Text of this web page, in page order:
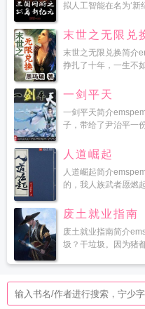
拟人工智能在名为‘新
末世之无限兑
末世之无限兑换简介
挣扎了十年，一生不
一剑平天
一剑平天简介
子，带给了尹治平一
人道崛起
人道崛起简介
的，我人族武者愿燃
废土就业指南
废土就业指南简介
圾？干垃圾。因为猪